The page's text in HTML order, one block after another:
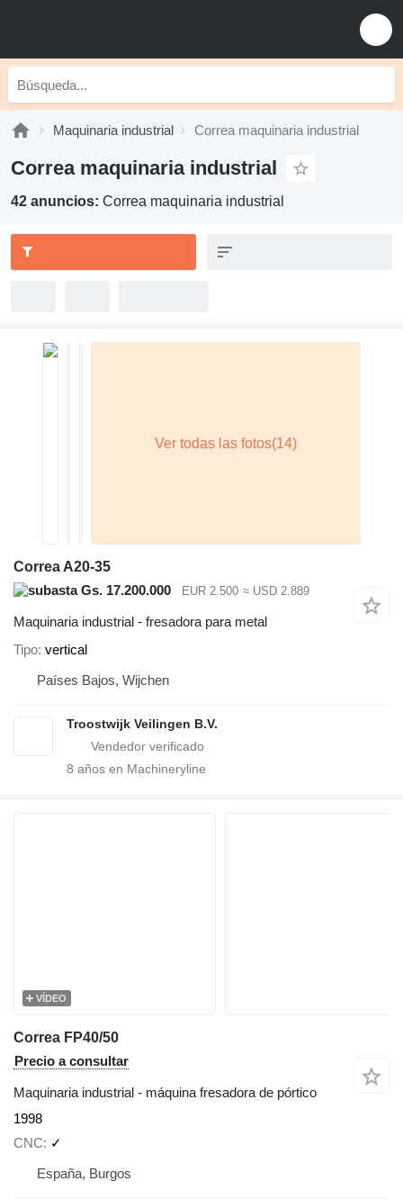
Maquinaria industrial Correa maquinaria industrial
Correa maquinaria industrial
42 anuncios: Correa maquinaria industrial
Correa A20-35
Gs. 17.200.000
EUR 2.500 ≈ USD 2.889
Maquinaria industrial - fresadora para metal
Tipo vertical
Países Bajos, Wijchen
Troostwijk Veilingen B.V.
8 años en Machineryline
VÍDEO
Correa FP40/50
Precio a consultar
Maquinaria industrial - máquina fresadora de pórtico
1998
CNC
✓
España, Burgos